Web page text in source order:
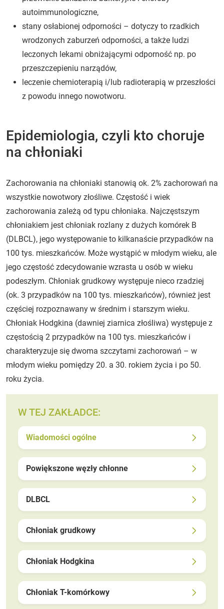
autoimmunologiczne,
stany osłabionej odporności – dotyczy to rzadkich
wrodzonych zaburzeń odporności, a także ludzi
leczonych lekami obniżającymi odporność np. po
przeszczepieniu narządów,
leczenie chemioterapią i/lub radioterapią w przeszłości
z powodu innego nowotworu.
Epidemiologia, czyli kto choruje
na chłoniaki
Zachorowania na chłoniaki stanowią ok. 2% zachorowań na
wszystkie nowotwory złośliwe. Częstość i wiek
zachorowania zależą od typu chłoniaka. Najczęstszym
chłoniakiem jest chłoniak rozlany z dużych komórek B
(DLBCL), jego występowanie to kilkanaście przypadków na
100 tys. mieszkańców. Może wystąpić w młodym wieku, ale
jego częstość zdecydowanie wzrasta u osób w wieku
podeszłym. Chłoniak grudkowy występuje nieco rzadziej
(ok. 3 przypadków na 100 tys. mieszkańców), również jest
częściej rozpoznawany w średnim i starszym wieku.
Chłoniak Hodgkina (dawniej ziarnica złośliwa) występuje z
częstością 2 przypadków na 100 tys. mieszkańców i
charakteryzuje się dwoma szczytami zachorowań – w
młodym wieku pomiędzy 20. a 30. rokiem życia i po 50.
roku życia.
W TEJ ZAKŁADCE:
Wiadomości ogólne
Powiększone węzły chłonne
DLBCL
Chłoniak grudkowy
Chłoniak Hodgkina
Chłoniak T-komórkowy